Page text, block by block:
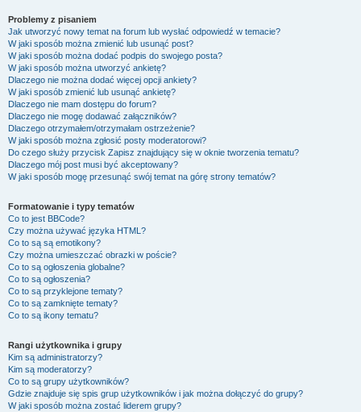
Problemy z pisaniem
Jak utworzyć nowy temat na forum lub wysłać odpowiedź w temacie?
W jaki sposób można zmienić lub usunąć post?
W jaki sposób można dodać podpis do swojego posta?
W jaki sposób można utworzyć ankietę?
Dlaczego nie można dodać więcej opcji ankiety?
W jaki sposób zmienić lub usunąć ankietę?
Dlaczego nie mam dostępu do forum?
Dlaczego nie mogę dodawać załączników?
Dlaczego otrzymałem/otrzymałam ostrzeżenie?
W jaki sposób można zgłosić posty moderatorowi?
Do czego służy przycisk Zapisz znajdujący się w oknie tworzenia tematu?
Dlaczego mój post musi być akceptowany?
W jaki sposób mogę przesunąć swój temat na górę strony tematów?
Formatowanie i typy tematów
Co to jest BBCode?
Czy można używać języka HTML?
Co to są są emotikony?
Czy można umieszczać obrazki w poście?
Co to są ogłoszenia globalne?
Co to są ogłoszenia?
Co to są przyklejone tematy?
Co to są zamknięte tematy?
Co to są ikony tematu?
Rangi użytkownika i grupy
Kim są administratorzy?
Kim są moderatorzy?
Co to są grupy użytkowników?
Gdzie znajduje się spis grup użytkowników i jak można dołączyć do grupy?
W jaki sposób można zostać liderem grupy?